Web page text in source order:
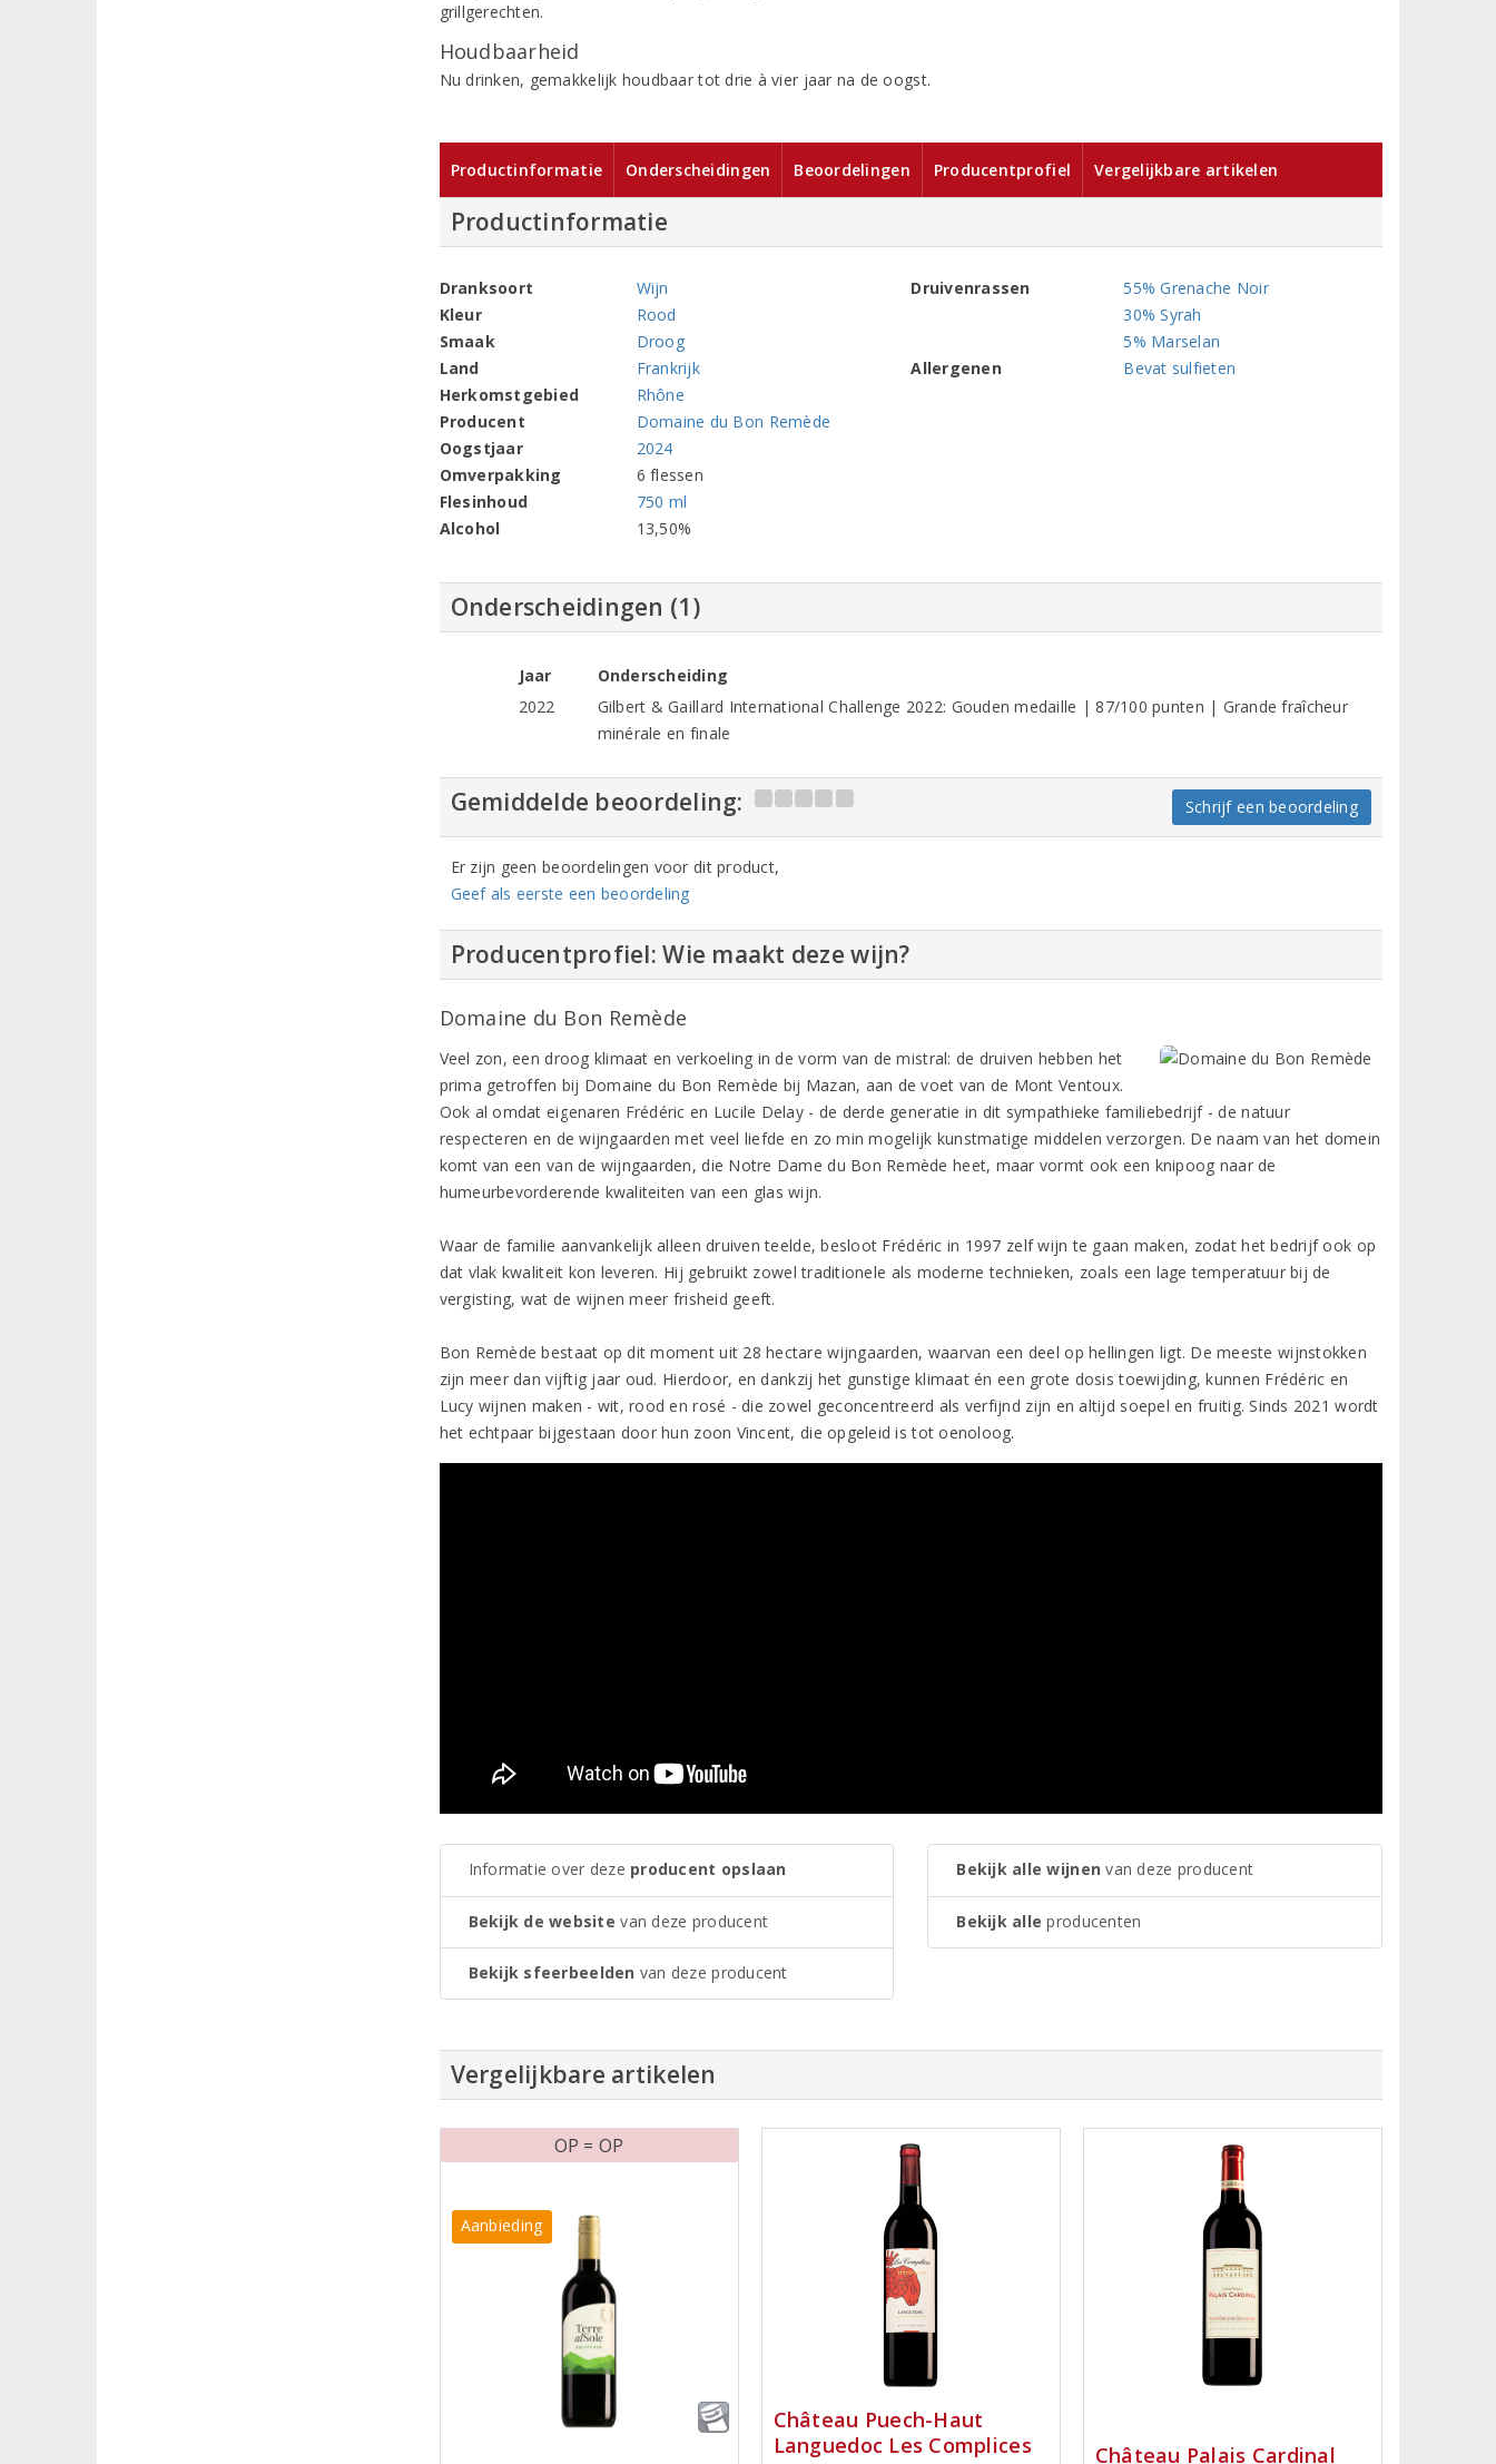
grillgerechten.
Houdbaarheid
Nu drinken, gemakkelijk houdbaar tot drie à vier jaar na de oogst.
Productinformatie Onderscheidingen Beoordelingen Producentprofiel Vergelijkbare artikelen
Productinformatie
Dranksoort
Wijn
Kleur
Rood
Smaak
Droog
Land
Frankrijk
Herkomstgebied
Rhône
Producent
Domaine du Bon Remède
Oogstjaar
2024
Omverpakking
6 flessen
Flesinhoud
750 ml
Alcohol
13,50%
Druivenrassen
55% Grenache Noir
30% Syrah
5% Marselan
Allergenen
Bevat sulfieten
Onderscheidingen (1)
Jaar
Onderscheiding
2022
Gilbert & Gaillard International Challenge 2022: Gouden medaille | 87/100 punten | Grande fraîcheur
minérale en finale
Gemiddelde beoordeling: Schrijf een beoordeling
Er zijn geen beoordelingen voor dit product,
Geef als eerste een beoordeling
Producentprofiel: Wie maakt deze wijn?
Domaine du Bon Remède
Veel zon, een droog klimaat en verkoeling in de vorm van de mistral: de druiven hebben het
prima getroffen bij Domaine du Bon Remède bij Mazan, aan de voet van de Mont Ventoux.
Ook al omdat eigenaren Frédéric en Lucile Delay - de derde generatie in dit sympathieke familiebedrijf - de natuur
respecteren en de wijngaarden met veel liefde en zo min mogelijk kunstmatige middelen verzorgen. De naam van het domein
komt van een van de wijngaarden, die Notre Dame du Bon Remède heet, maar vormt ook een knipoog naar de
humeurbevorderende kwaliteiten van een glas wijn.
Waar de familie aanvankelijk alleen druiven teelde, besloot Frédéric in 1997 zelf wijn te gaan maken, zodat het bedrijf ook op
dat vlak kwaliteit kon leveren. Hij gebruikt zowel traditionele als moderne technieken, zoals een lage temperatuur bij de
vergisting, wat de wijnen meer frisheid geeft.
Bon Remède bestaat op dit moment uit 28 hectare wijngaarden, waarvan een deel op hellingen ligt. De meeste wijnstokken
zijn meer dan vijftig jaar oud. Hierdoor, en dankzij het gunstige klimaat én een grote dosis toewijding, kunnen Frédéric en
Lucy wijnen maken - wit, rood en rosé - die zowel geconcentreerd als verfijnd zijn en altijd soepel en fruitig. Sinds 2021 wordt
het echtpaar bijgestaan door hun zoon Vincent, die opgeleid is tot oenoloog.
Informatie over deze producent opslaan
Bekijk de website van deze producent
Bekijk sfeerbeelden van deze producent
Bekijk alle wijnen van deze producent
Bekijk alle producenten
Vergelijkbare artikelen
OP = OP
Aanbieding
Château Puech-Haut
Languedoc Les Complices
Château Palais Cardinal